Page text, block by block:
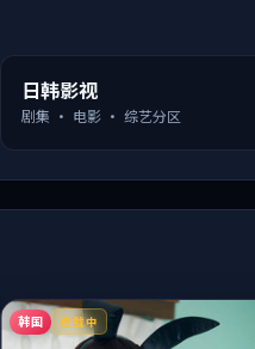
日韩影视
剧集 · 电影 · 综艺分区
韩国 连载中